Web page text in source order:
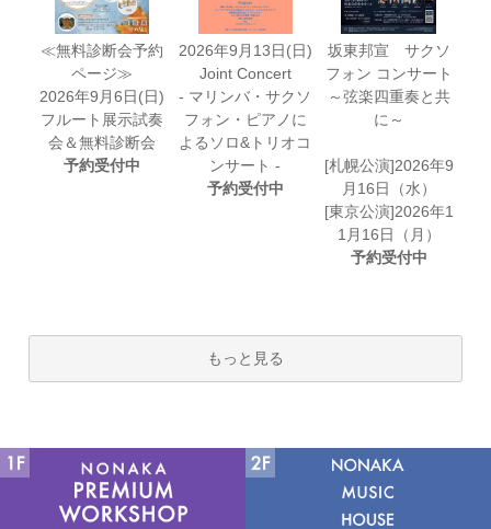
≪無料診断会予約
ページ≫
2026年9月6日(日)
フルート展示試奏
会＆無料診断会
予約受付中
2026年9月13日(日)
Joint Concert
- マリンバ・サクソ
フォン・ピアノに
よるソロ&トリオコ
ンサート -
予約受付中
坂東邦宣 サクソ
フォン コンサート
～弦楽四重奏と共
に～
[札幌公演]2026年9
月16日（水）
[東京公演]2026年1
1月16日（月）
予約受付中
もっと見る